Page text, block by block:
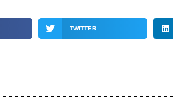
TWITTER